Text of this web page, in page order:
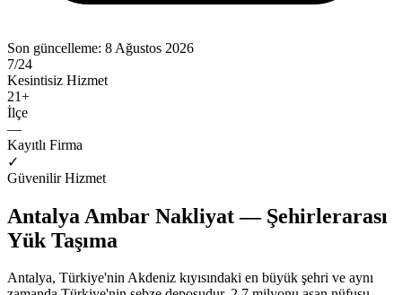
Son güncelleme: 8 Ağustos 2026
7/24
Kesintisiz Hizmet
21+
İlçe
—
Kayıtlı Firma
✓
Güvenilir Hizmet
Antalya Ambar Nakliyat — Şehirlerarası
Yük Taşıma
Antalya, Türkiye'nin Akdeniz kıyısındaki en büyük şehri ve aynı